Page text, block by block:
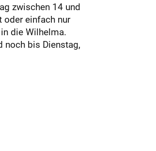
zwischen 14 und
oder einfach nur
die Wilhelma.
noch bis Dienstag,